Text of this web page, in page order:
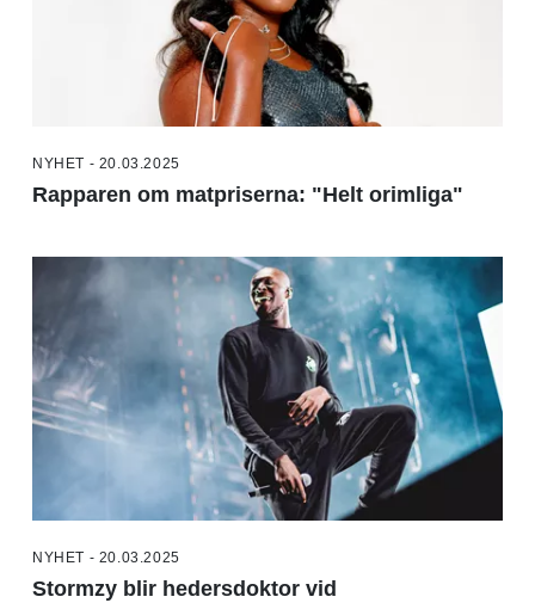
NYHET - 20.03.2025
Rapparen om matpriserna: "Helt orimliga"
NYHET - 20.03.2025
Stormzy blir hedersdoktor vid